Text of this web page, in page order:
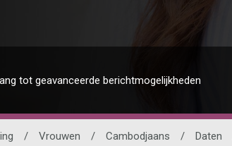
tot geavanceerde berichtmogelijkheden
/ Vrouwen / Cambodjaans / Daten